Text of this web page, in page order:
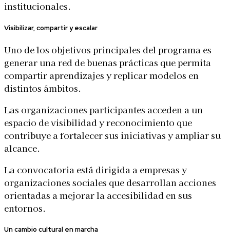
institucionales.
Visibilizar, compartir y escalar
Uno de los objetivos principales del programa es
generar una red de buenas prácticas que permita
compartir aprendizajes y replicar modelos en
distintos ámbitos.
Las organizaciones participantes acceden a un
espacio de visibilidad y reconocimiento que
contribuye a fortalecer sus iniciativas y ampliar su
alcance.
La convocatoria está dirigida a empresas y
organizaciones sociales que desarrollan acciones
orientadas a mejorar la accesibilidad en sus
entornos.
Un cambio cultural en marcha